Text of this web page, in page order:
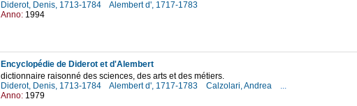
Diderot, Denis, 1713-1784
Alembert d', 1717-1783
Anno: 1994
Encyclopédie de Diderot et d'Alembert
dictionnaire raisonné des sciences, des arts et des métiers.
Diderot, Denis, 1713-1784
Alembert d', 1717-1783 Calzolari, Andrea
...
Anno: 1979